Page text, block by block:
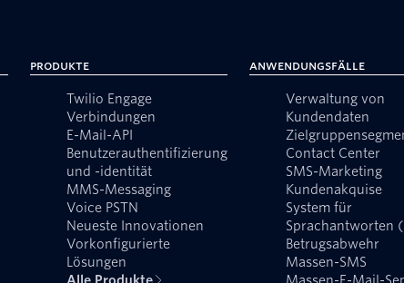
Produkte
Twilio Engage
Verbindungen
E-Mail-API
Benutzerauthentifizierung
und -identität
MMS-Messaging
Voice PSTN
Neueste Innovationen
Vorkonfigurierte
Lösungen
Anwendungsfälle
Verwaltung von
Kundendaten
Contact Center
SMS-Marketing
Kundenakquise
System für
Sprachantworten
Betrugsabwehr
Massen-SMS